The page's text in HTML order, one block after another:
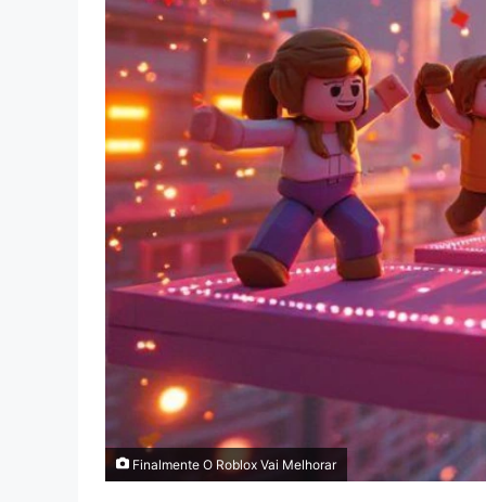
Finalmente O Roblox Vai Melhorar